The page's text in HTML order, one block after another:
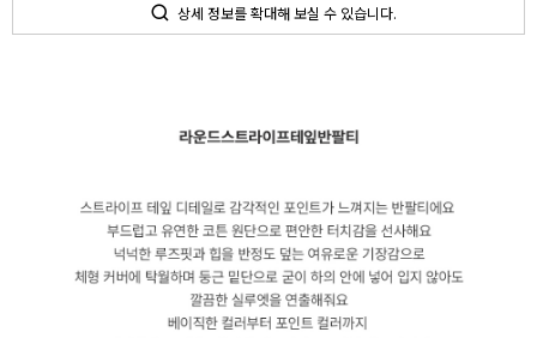
상세 정보를 확대해 보실 수 있습니다.